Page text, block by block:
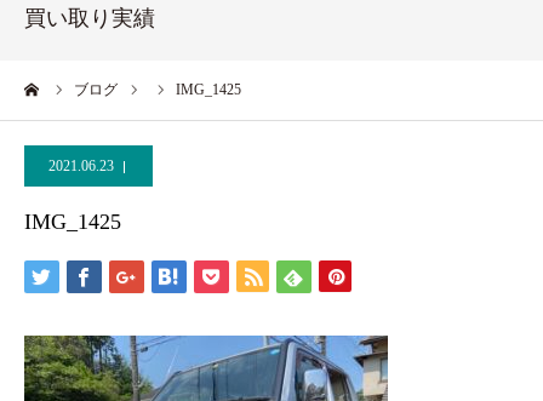
買い取り実績
ブログ IMG_1425
2021.06.23
IMG_1425
お問い合わせ